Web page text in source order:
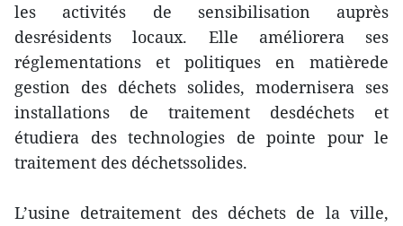
les activités de sensibilisation auprès
desrésidents locaux. Elle améliorera ses
réglementations et politiques en matièrede
gestion des déchets solides, modernisera ses
installations de traitement desdéchets et
étudiera des technologies de pointe pour le
traitement des déchetssolides.
L’usine detraitement des déchets de la ville,